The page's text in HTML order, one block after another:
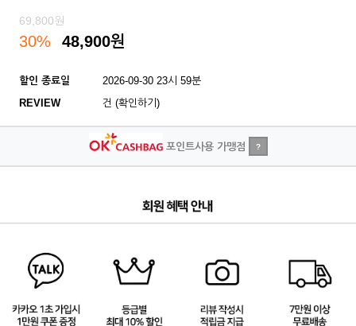
69,800원
30% 48,900원
할인 종료일
2026-09-30 23시 59분
REVIEW
건 (확인하기)
포인트사용 가맹점 ?